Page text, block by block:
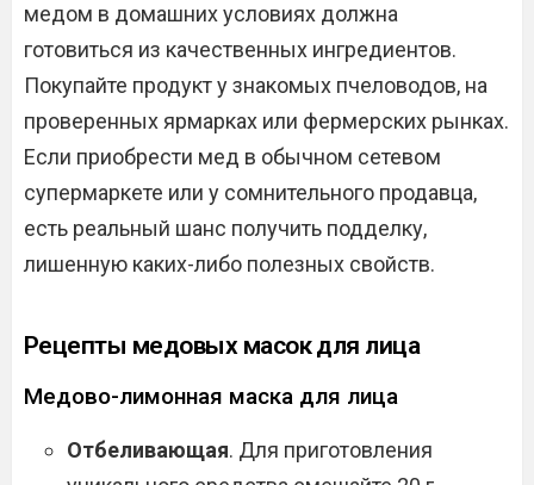
медом в домашних условиях должна
готовиться из качественных ингредиентов.
Покупайте продукт у знакомых пчеловодов, на
проверенных ярмарках или фермерских рынках.
Если приобрести мед в обычном сетевом
супермаркете или у сомнительного продавца,
есть реальный шанс получить подделку,
лишенную каких-либо полезных свойств.
Рецепты медовых масок для лица
Медово-лимонная маска для лица
Отбеливающая. Для приготовления